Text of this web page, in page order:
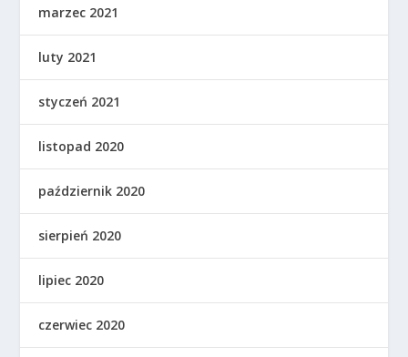
marzec 2021
luty 2021
styczeń 2021
listopad 2020
październik 2020
sierpień 2020
lipiec 2020
czerwiec 2020